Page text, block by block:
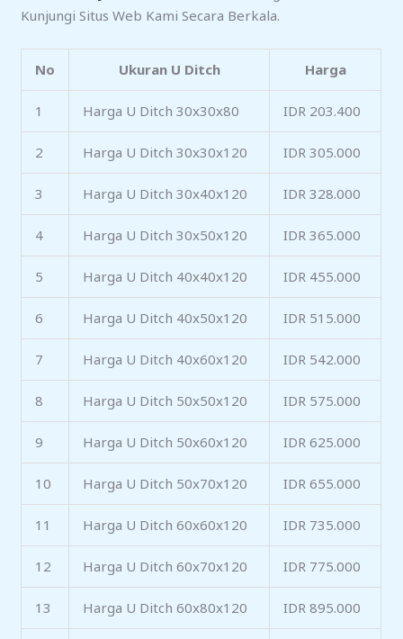
Kunjungi Situs Web Kami Secara Berkala.
No Ukuran U Ditch Harga
1 Harga U Ditch 30x30x80 IDR 203.400
2 Harga U Ditch 30x30x120 IDR 305.000
3 Harga U Ditch 30x40x120 IDR 328.000
4 Harga U Ditch 30x50x120 IDR 365.000
5 Harga U Ditch 40x40x120 IDR 455.000
6 Harga U Ditch 40x50x120 IDR 515.000
7 Harga U Ditch 40x60x120 IDR 542.000
8 Harga U Ditch 50x50x120 IDR 575.000
9 Harga U Ditch 50x60x120 IDR 625.000
10 Harga U Ditch 50x70x120 IDR 655.000
11 Harga U Ditch 60x60x120 IDR 735.000
12 Harga U Ditch 60x70x120 IDR 775.000
13 Harga U Ditch 60x80x120 IDR 895.000